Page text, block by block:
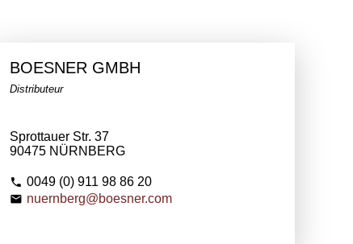
BOESNER GMBH
Distributeur
Sprottauer Str. 37
90475 NÜRNBERG
0049 (0) 911 98 86 20
nuernberg@boesner.com